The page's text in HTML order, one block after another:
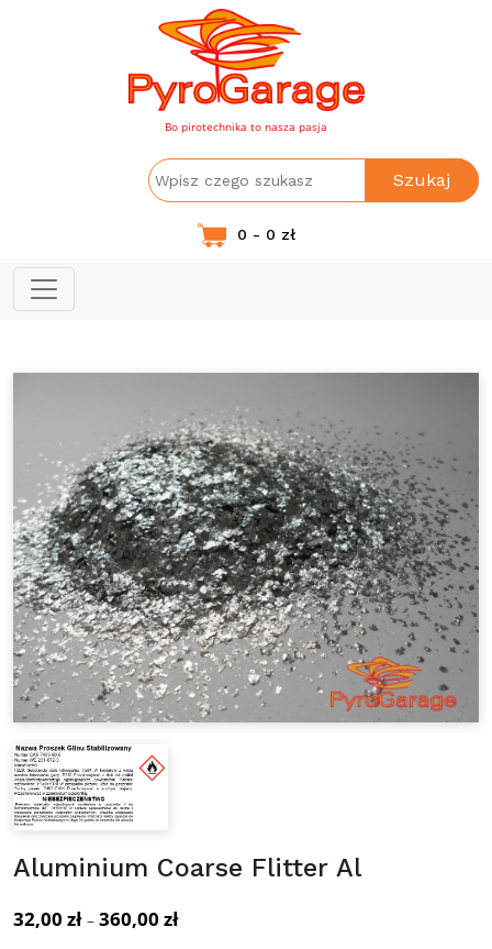
Bo pirotechnika to nasza pasja
Szukaj
0 - 0 zł
Aluminium Coarse Flitter Al
32,00 zł – 360,00 złZakres